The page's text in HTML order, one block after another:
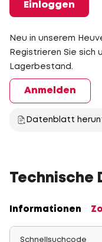
Einloggen
Neu in unserem
Registrieren Sie sich
Lagerbestand.
Anmelden
Datenblatt
Technische
Informationen
Schnellsuchcode